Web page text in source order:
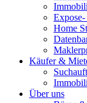
Home
Käufer &
Über uns